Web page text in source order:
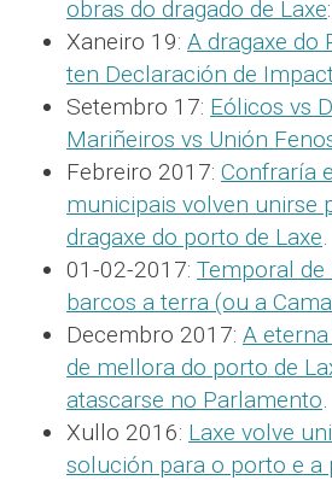
obras do dragado de Laxe:
Xaneiro 19: A dragaxe do
ten Declaración de
Setembro 17: Eólicos vs
Mariñeiros vs Unión
Febreiro 2017: Confraría
municipais volven unirse
dragaxe do porto de Laxe.
01-02-2017: Temporal de
barcos a terra (ou a
Decembro 2017: A
de mellora do porto de
atascarse no Parlamento.
Xullo 2016: Laxe volve
solución para o porto e a